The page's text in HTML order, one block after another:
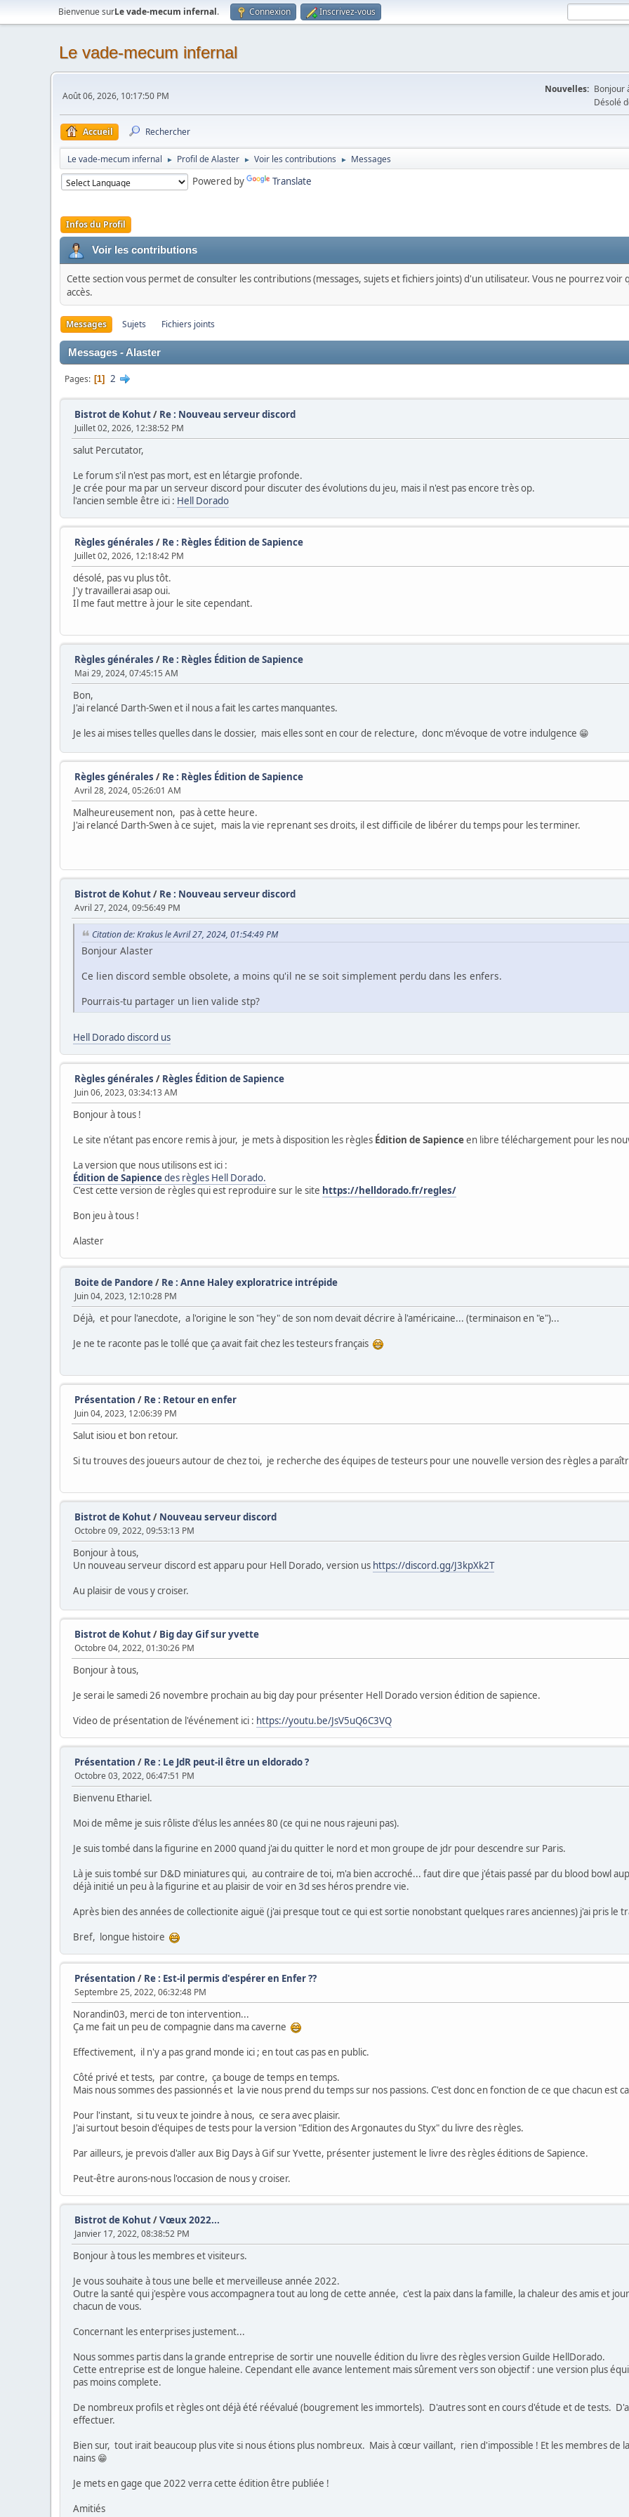
Bienvenue surLe vade-mecum infernal. Connexion Inscrivez-vous
Le vade-mecum infernal
Août 06, 2026, 10:17:50 PM
Nouvelles: Bonjour
Désolé
Accueil Rechercher
Le vade-mecum infernal ► Profil de Alaster ► Voir les contributions ► Messages
Powered by Translate
Infos du Profil
Voir les contributions
Cette section vous permet de consulter les contributions (messages, sujets et fichiers joints) d'un utilisateur. Vous ne pourrez voir
accès.
Messages Sujets Fichiers joints
Messages - Alaster
Pages 1 2
Bistrot de Kohut/ Re : Nouveau serveur discord
Juillet 02, 2026, 12:38:52 PM
salut Percutator,
Le forum s'il n'est pas mort, est en létargie profonde.
Je crée pour ma par un serveur discord pour discuter des évolutions du jeu, mais il n'est pas encore très op.
l'ancien semble être ici : Hell Dorado
Règles générales / Re : Règles Édition de Sapience
Juillet 02, 2026, 12:18:42 PM
désolé, pas vu plus tôt.
J'y travaillerai asap oui.
Il me faut mettre à jour le site cependant.
Règles générales / Re : Règles Édition de Sapience
Mai 29, 2024, 07:45:15 AM
Bon,
J'ai relancé Darth-Swen et il nous a fait les cartes manquantes.
Je les ai mises telles quelles dans le dossier, mais elles sont en cour de relecture, donc m'évoque de votre indulgence 😁
Règles générales / Re : Règles Édition de Sapience
Avril 28, 2024, 05:26:01 AM
Malheureusement non, pas à cette heure.
J'ai relancé Darth-Swen à ce sujet, mais la vie reprenant ses droits, il est difficile de libérer du temps pour les terminer.
Bistrot de Kohut/ Re : Nouveau serveur discord
Avril 27, 2024, 09:56:49 PM
Citation de: Krakus le Avril 27, 2024, 01:54:49 PM
Bonjour Alaster
Ce lien discord semble obsolete, a moins qu'il ne se soit simplement perdu dans les enfers.
Pourrais-tu partager un lien valide stp?
Hell Dorado discord us
Règles générales / Règles Édition de Sapience
Juin 06, 2023, 03:34:13 AM
Bonjour à tous !
Le site n'étant pas encore remis à jour, je mets à disposition les règles Édition de Sapienceen libre téléchargement pour les
La version que nous utilisons est ici :
Édition de Sapiencedes règles Hell Dorado.
C'est cette version de règles qui est reproduire sur le site https://helldorado.fr/regles/
Bon jeu à tous !
Alaster
Boite de Pandore/ Re : Anne Haley exploratrice intrépide
Juin 04, 2023, 12:10:28 PM
Déjà, et pour l'anecdote, a l'origine le son "hey" de son nom devait décrire à l'américaine... (terminaison en "e")...
Je ne te raconte pas le tollé que ça avait fait chez les testeurs français
Présentation / Re : Retour en enfer
Juin 04, 2023, 12:06:39 PM
Salut isiou et bon retour.
Si tu trouves des joueurs autour de chez toi, je recherche des équipes de testeurs pour une nouvelle version des règles a
Bistrot de Kohut/ Nouveau serveur discord
Octobre 09, 2022, 09:53:13 PM
Bonjour à tous,
Un nouveau serveur discord est apparu pour Hell Dorado, version us https://discord.gg/J3kpXk2T
Au plaisir de vous y croiser.
Bistrot de Kohut/ Big day Gif sur yvette
Octobre 04, 2022, 01:30:26 PM
Bonjour à tous,
Je serai le samedi 26 novembre prochain au big day pour présenter Hell Dorado version édition de sapience.
Video de présentation de l'événement ici : https://youtu.be/JsV5uQ6C3VQ
Présentation / Re : Le JdR peut-il être un eldorado ?
Octobre 03, 2022, 06:47:51 PM
Bienvenu Ethariel.
Moi de même je suis rôliste d'élus les années 80 (ce qui ne nous rajeuni pas).
Je suis tombé dans la figurine en 2000 quand j'ai du quitter le nord et mon groupe de jdr pour descendre sur Paris.
Là je suis tombé sur D&D miniatures qui, au contraire de toi, m'a bien accroché... faut dire que j'étais passé par du blood bowl
déjà initié un peu à la figurine et au plaisir de voir en 3d ses héros prendre vie.
Après bien des années de collectionite aiguë (j'ai presque tout ce qui est sortie nonobstant quelques rares anciennes) j'ai pris le
Bref, longue histoire
Présentation / Re : Est-il permis d'espérer en Enfer ??
Septembre 25, 2022, 06:32:48 PM
Norandin03, merci de ton intervention...
Ça me fait un peu de compagnie dans ma caverne
Effectivement, il n'y a pas grand monde ici ; en tout cas pas en public.
Côté privé et tests, par contre, ça bouge de temps en temps.
Mais nous sommes des passionnés et la vie nous prend du temps sur nos passions. C'est donc en fonction de ce que chacun est
Pour l'instant, si tu veux te joindre à nous, ce sera avec plaisir.
J'ai surtout besoin d'équipes de tests pour la version "Edition des Argonautes du Styx" du livre des règles.
Par ailleurs, je prevois d'aller aux Big Days à Gif sur Yvette, présenter justement le livre des règles éditions de Sapience.
Peut-être aurons-nous l'occasion de nous y croiser.
Bistrot de Kohut/Vœux 2022...
Janvier 17, 2022, 08:38:52 PM
Bonjour à tous les membres et visiteurs.
Je vous souhaite à tous une belle et merveilleuse année 2022.
Outre la santé qui j'espère vous accompagnera tout au long de cette année, c'est la paix dans la famille, la chaleur des amis et
chacun de vous.
Concernant les enterprises justement...
Nous sommes partis dans la grande entreprise de sortir une nouvelle édition du livre des règles version Guilde HellDorado.
Cette entreprise est de longue haleine. Cependant elle avance lentement mais sûrement vers son objectif : une version plus
pas moins complete.
De nombreux profils et règles ont déjà été réévalué (bougrement les immortels). D'autres sont en cours d'étude et de tests.
effectuer.
Bien sur, tout irait beaucoup plus vite si nous étions plus nombreux. Mais à cœur vaillant, rien d'impossible ! Et les membres de
nains 😁
Je mets en gage que 2022 verra cette édition être publiée !
Amitiés